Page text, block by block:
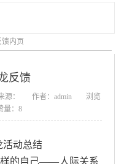
馈内页
反馈
源： 作者：admin
浏览
量：8
活动总结
样的自己——人际关系
会明优势